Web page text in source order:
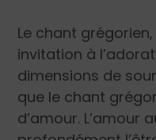
Le chant
invitation à
dimensions de
que le chant
d’amour. L’amour